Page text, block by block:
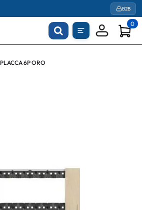
B2B
0
6P ORO